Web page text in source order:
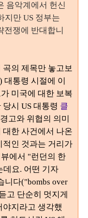
음악계에서 헌신
지만 US 정부는
전쟁에 반대합니
곡의 제목만 놓고보
대통령 시절에 이
미국에 대한 보복
시 US 대통령 클
고와 위협의 의미
한 사건에서 나온
인 것과는 거리가
에서 "런던의 한
데요. 어떤 기자
니다("bombs over
고 단순히 멋지게
지라고 생각했